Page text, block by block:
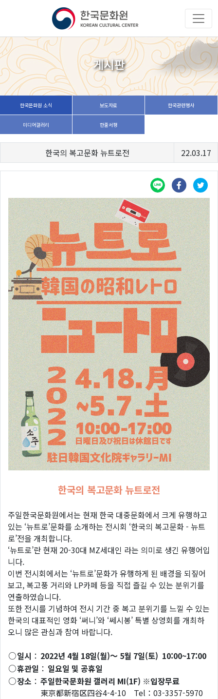
게시판
한국문화원 소식 보도자료 한국관련행사
미디어갤러리 한줄서평
한국의 복고문화 뉴트로전 22.03.17
한국의 복고문화 뉴트로전
주일한국문화원에서는 현재 한국 대중문화에서 크게 유행하고
있는 ‘뉴트로’문화를 소개하는 전시회 ‘한국의 복고문화 - 뉴트
로’전을 개최합니다.
‘뉴트로’란 현재 20-30대 MZ세대인 라는 의미로 생긴 유행어입
니다.
이번 전시회에서는 ‘뉴트로’문화가 유행하게 된 배경을 되짚어
보고, 복고풍 거리와 LP카페 등을 직접 즐길 수 있는 분위기를
연출하였습니다.
또한 전시를 기념하여 전시 기간 중 복고 분위기를 느낄 수 있는
한국의 대표적인 영화 ‘써니’와 ‘쎄시봉’ 특별 상영회를 개최하
오니 많은 관심과 참여 바랍니다.
○일시 ： 2022년 4월 18일(월)～ 5월 7일(토) 10:00~17:00
○휴관일 ： 일요일 및 공휴일
○장소 ： 주일한국문화원 갤러리 MI(1F) ※입장무료
東京都新宿区四谷4-4-10 Tel：03-3357-5970